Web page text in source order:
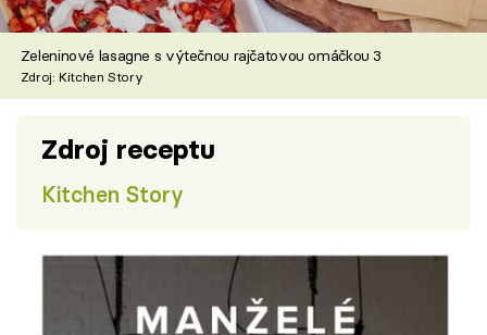
Zeleninové lasagne s výtečnou rajčatovou omáčkou 3
Zdroj: Kitchen Story
Zdroj receptu
Kitchen Story